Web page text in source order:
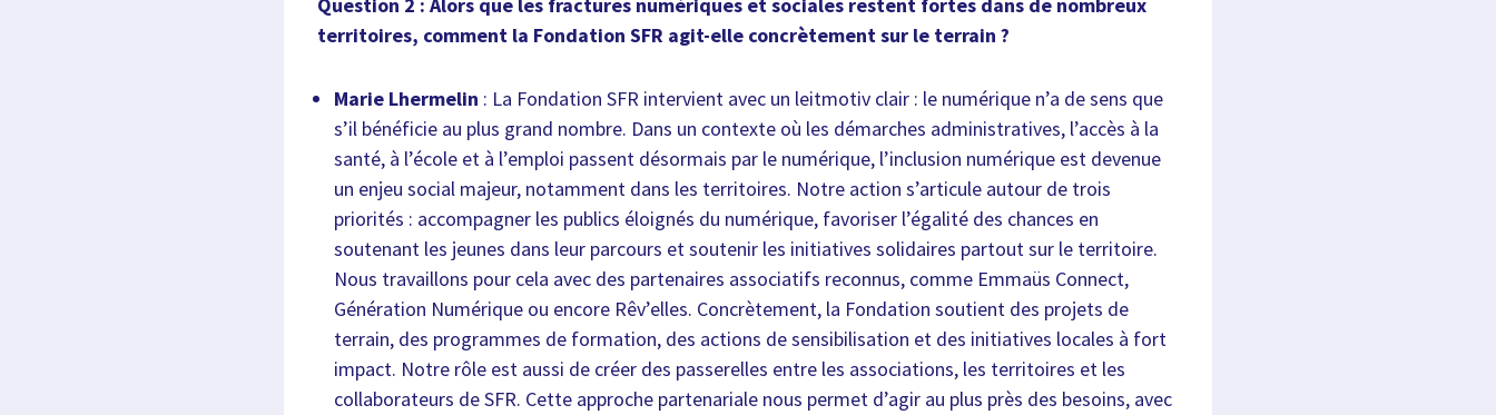
territoires, comment la Fondation SFR agit-elle concrètement sur le terrain ?
Marie Lhermelin : La Fondation SFR intervient avec un leitmotiv clair : le numérique n’a de sens que
s’il bénéficie au plus grand nombre. Dans un contexte où les démarches administratives, l’accès à la
santé, à l’école et à l’emploi passent désormais par le numérique, l’inclusion numérique est devenue
un enjeu social majeur, notamment dans les territoires. Notre action s’articule autour de trois
priorités : accompagner les publics éloignés du numérique, favoriser l’égalité des chances en
soutenant les jeunes dans leur parcours et soutenir les initiatives solidaires partout sur le territoire.
Nous travaillons pour cela avec des partenaires associatifs reconnus, comme Emmaüs Connect,
Génération Numérique ou encore Rêv’elles. Concrètement, la Fondation soutient des projets de
terrain, des programmes de formation, des actions de sensibilisation et des initiatives locales à fort
impact. Notre rôle est aussi de créer des passerelles entre les associations, les territoires et les
collaborateurs de SFR. Cette approche partenariale nous permet d’agir au plus près des besoins, avec